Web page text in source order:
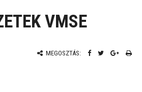
VMSE
MEGOSZTÁS: